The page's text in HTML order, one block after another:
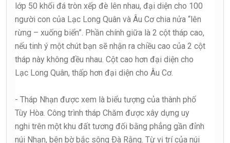
lớp 50 khối đá tròn xếp đè lên nhau, đại diện cho 100
người con của Lạc Long Quân và Âu Cơ chia nửa “lên
rừng – xuống biển”. Phần chính giữa là 2 cột tháp cao,
nếu tinh ý một chút bạn sẽ nhận ra chiều cao của 2 cột
tháp này không đều nhau. Cột cao hơn đại diện cho
Lạc Long Quân, thấp hơn đại diện cho Âu Cơ.
- Tháp Nhạn được xem là biểu tượng của thành phố
Tùy Hòa. Công trình tháp Chăm được xây dựng uy
nghi trên một khu đất tương đối bằng phẳng gần đỉnh
núi Nhạn, bên bờ bắc sông Ðà Rằng. Từ vị trí của núi